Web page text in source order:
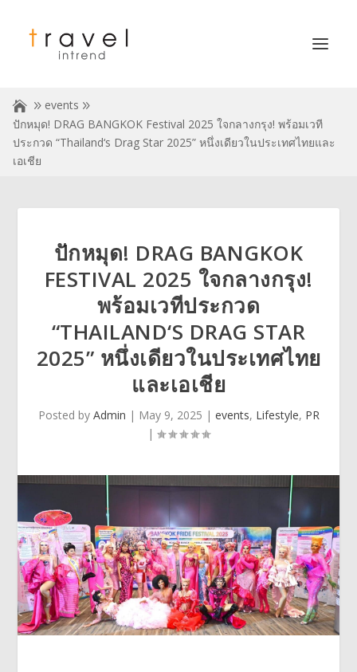
events
ปักหมุด! DRAG BANGKOK Festival 2025 ใจกลางกรุง! พร้อมเวที
ประกวด “Thailand‘s Drag Star 2025” หนึ่งเดียวในประเทศไทยและ
เอเชีย
ปักหมุด! DRAG BANGKOK
FESTIVAL 2025 ใจกลางกรุง!
พร้อมเวทีประกวด
“THAILAND‘S DRAG STAR
2025” หนึ่งเดียวในประเทศไทย
และเอเชีย
Posted by Admin | May 9, 2025 | events, Lifestyle, PR
|